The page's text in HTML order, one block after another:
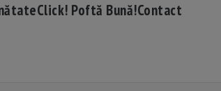
Click! Poftă Bună!Contact